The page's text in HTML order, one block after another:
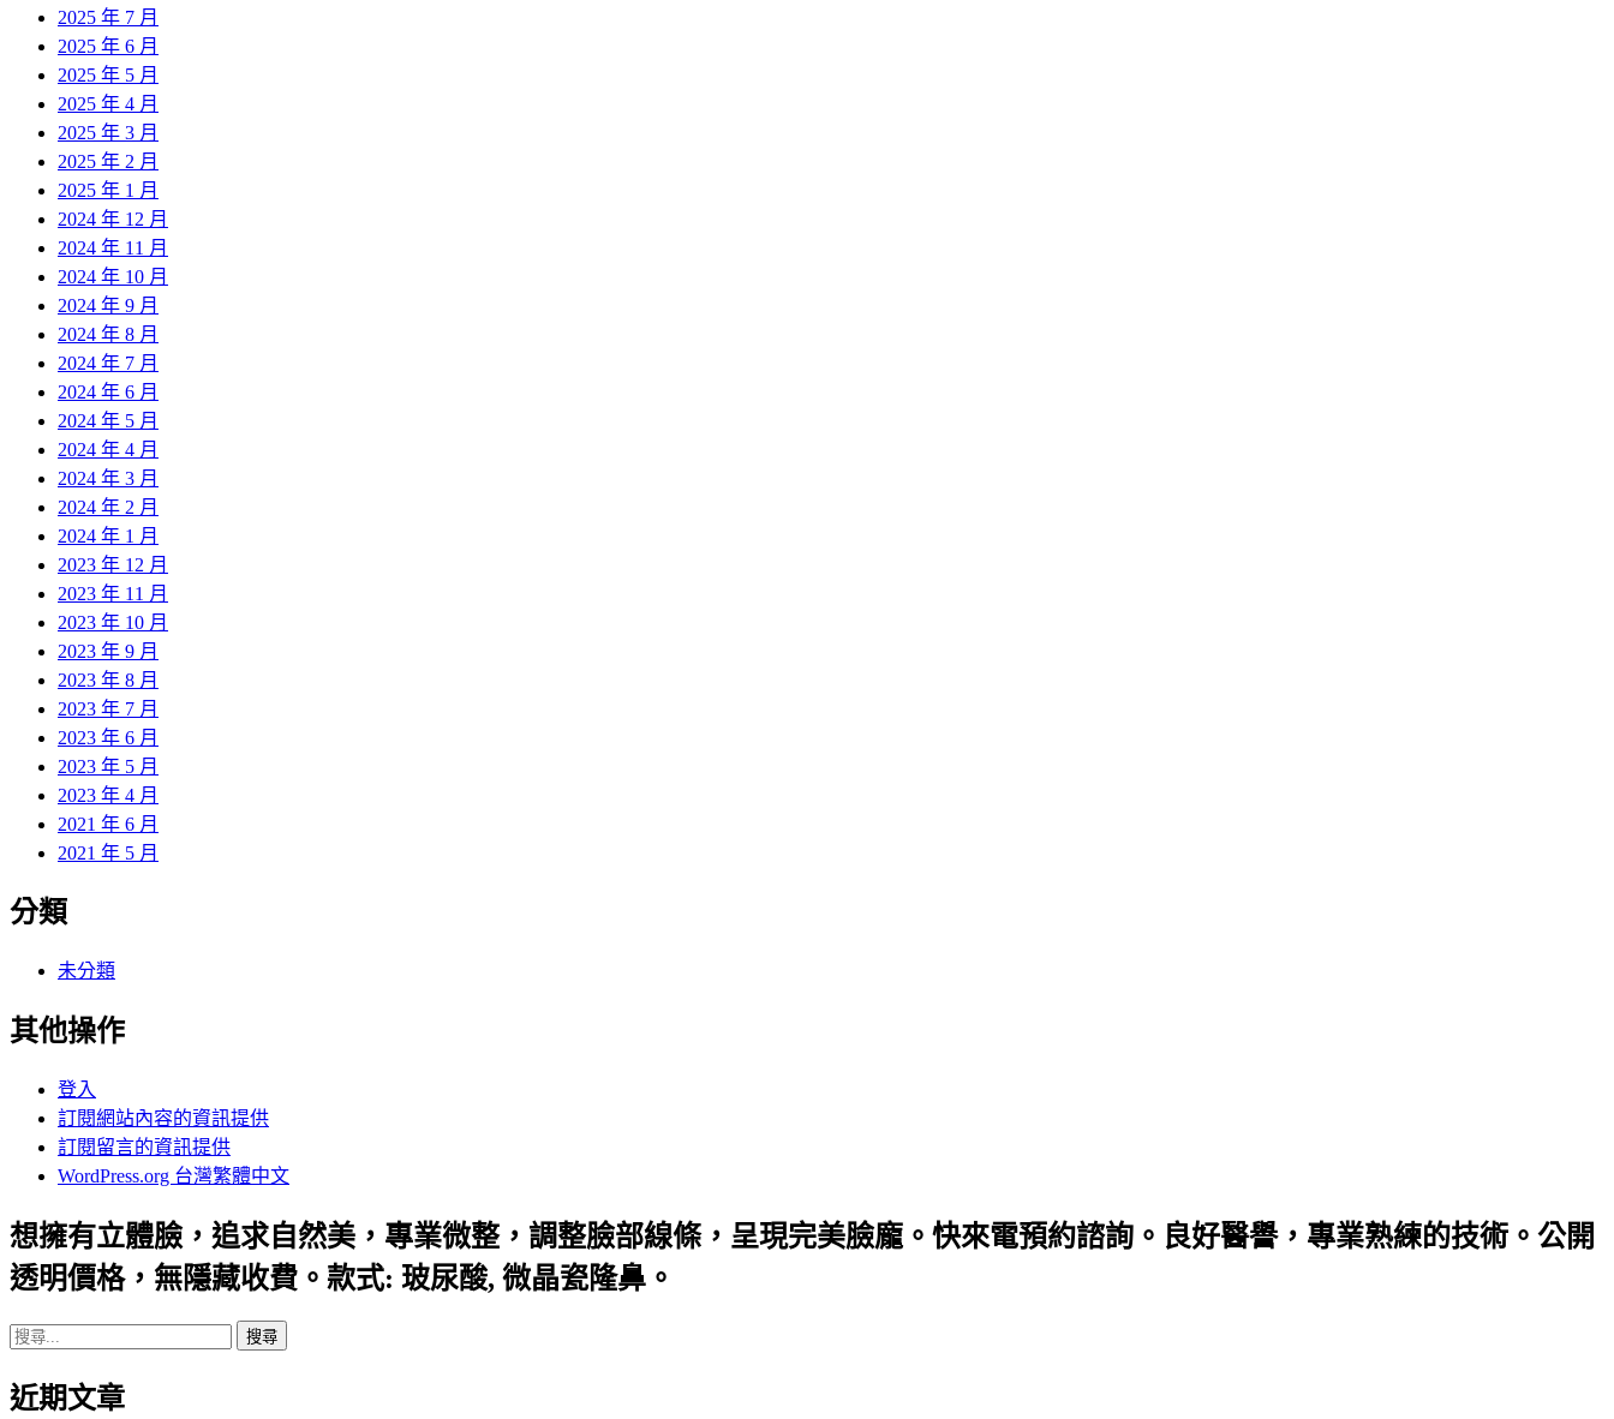
2025 年 7 月
2025 年 6 月
2025 年 5 月
2025 年 4 月
2025 年 3 月
2025 年 2 月
2025 年 1 月
2024 年 12 月
2024 年 11 月
2024 年 10 月
2024 年 9 月
2024 年 8 月
2024 年 7 月
2024 年 6 月
2024 年 5 月
2024 年 4 月
2024 年 3 月
2024 年 2 月
2024 年 1 月
2023 年 12 月
2023 年 11 月
2023 年 10 月
2023 年 9 月
2023 年 8 月
2023 年 7 月
2023 年 6 月
2023 年 5 月
2023 年 4 月
2021 年 6 月
2021 年 5 月
分類
未分類
其他操作
登入
訂閱網站內容的資訊提供
訂閱留言的資訊提供
WordPress.org 台灣繁體中文
想擁有立體臉，追求自然美，專業微整，調整臉部線條，呈現完美臉龐。快來電預約諮詢。良好醫譽，專業熟練的技術。公開
透明價格，無隱藏收費。款式: 玻尿酸, 微晶瓷隆鼻。
搜
關
近期文章